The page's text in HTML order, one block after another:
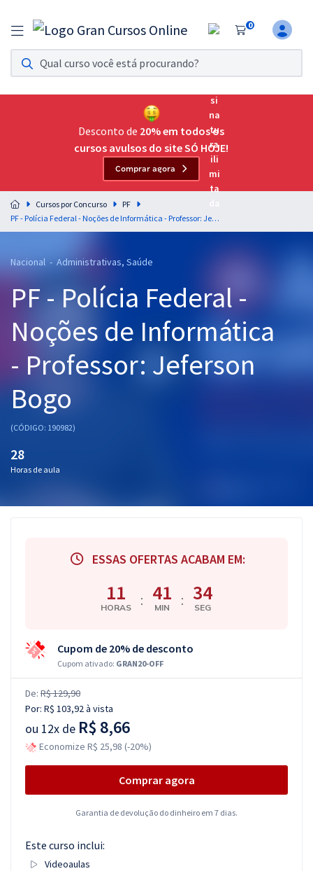
0
Assinatura Ilimitada 11
Acesso a todos os cursos. Teste grátis por 7 dias!
Assinatura OAB Até Passar
Acesso ilimitado a toda preparação para o Exame da
Residências Multiprofissionais
Preparação completa e intensiva para as principais
residências em saúde do Brasil
Cursos 20% OFF
Pós
Graduação
OAB
Questões grátis
Desconto de 20% em todos os
cursos avulsos do site SÓ HOJE!
Comprar agora
Cursos por Concurso
PF
PF - Polícia Federal - Noções de Informática - Professor: Jeferson Bogo
Nacional - Administrativas, Saúde
PF - Polícia Federal -
Noções de Informática
- Professor: Jeferson
Bogo
(CÓDIGO: 190982)
28
Horas de aula
ESSAS OFERTAS ACABAM EM:
11
HORAS : 41
MIN : 33
SEG
Cupom de 20% de desconto
Cupom ativado: GRAN20-OFF
De: R$ 129,90
Por: R$ 103,92à vista
ou 12x de R$ 8,66
Economize R$ 25,98 (-20%)
Comprar agora
Garantia de devolução do dinheiro em 7 dias.
Este curso inclui:
Videoaulas